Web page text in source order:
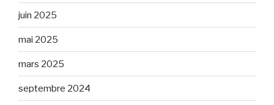
juin 2025
mai 2025
mars 2025
septembre 2024